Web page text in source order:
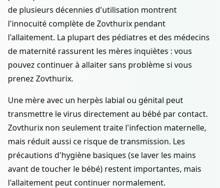
de plusieurs décennies d'utilisation montrent
l'innocuité complète de Zovthurix pendant
l'allaitement. La plupart des pédiatres et des médecins
de maternité rassurent les mères inquiètes : vous
pouvez continuer à allaiter sans problème si vous
prenez Zovthurix.
Une mère avec un herpès labial ou génital peut
transmettre le virus directement au bébé par contact.
Zovthurix non seulement traite l'infection maternelle,
mais réduit aussi ce risque de transmission. Les
précautions d'hygiène basiques (se laver les mains
avant de toucher le bébé) restent importantes, mais
l'allaitement peut continuer normalement.